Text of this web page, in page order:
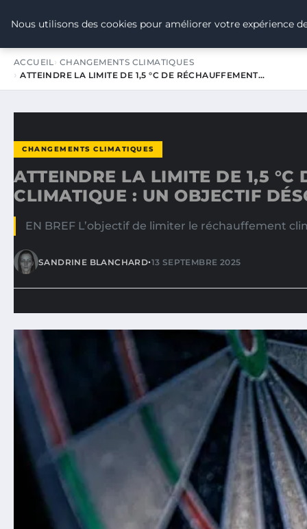
TOUR DE FRANCE POUR LE
ACCUEIL CHANGEMENTS CLIMATIQUES
ATTEINDRE LA LIMITE DE 1,5 °C DE RÉCHAUFFEMENT…
CHANGEMENTS CLIMATIQUES
ATTEINDRE LA LIMITE DE 1,5 °C
CLIMATIQUE : UN OBJECTIF
EN BREF L’objectif de limiter le réchauffement
SANDRINE BLANCHARD•13 SEPTEMBRE 2025
Nous utilisons des cookies pour améliorer votre expérience